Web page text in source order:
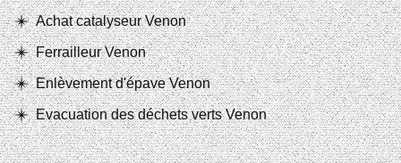
Achat catalyseur Venon
Ferrailleur Venon
Enlèvement d'épave Venon
Evacuation des déchets verts Venon